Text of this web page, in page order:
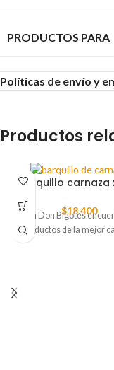
PRODUCTOS PARA
Políticas de envío y
Productos
Barquillo carnaza
$18.400
En Don Bigotes
productos de la mejor